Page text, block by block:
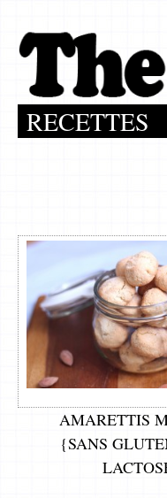
RECETTES
AMARETTIS
{SANS